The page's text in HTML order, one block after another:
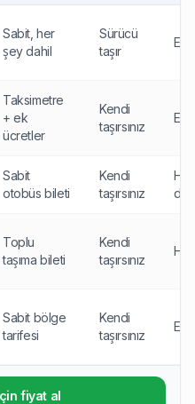
Sabit, her
şey dahil
Sürücü
taşır
Taksimetre
+ ek
ücretler
Kendi
taşırsınız
Sabit
otobüs bileti
Kendi
taşırsınız
Toplu
taşıma bileti
Kendi
taşırsınız
Sabit bölge
tarifesi
Kendi
taşırsınız
fiyat al